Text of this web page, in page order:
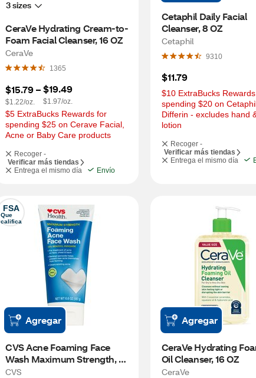
3 sizes
CeraVe Hydrating Cream-to-
Foam Facial Cleanser, 16 OZ
CeraVe
1365
$15.79 –
$1.22/oz.
$19.49
$1.97/oz.
$5 ExtraBucks Rewards for
spending $25 on Cerave Facial,
Acne or Baby Care products
Recoger -
Verificar más tiendas
Entrega el mismo día
Envío
Cetaphil Daily Facial
Cleanser, 8 OZ
Cetaphil
9310
$11.79
$10 ExtraBucks
spending $20 on
Differin - excludes hand
lotion
Recoger -
Verificar más tiendas
Entrega el mismo día
FSA
Que
califica
Agregar
CVS Acne Foaming Face
Wash Maximum Strength,
6.6 OZ
CVS
Agregar
CeraVe Hydrating
Oil Cleanser, 16 OZ
CeraVe